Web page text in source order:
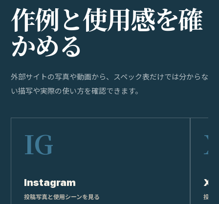
作例と使用感を確
かめる
外部サイトの写真や動画から、スペック表だけでは分からな
い描写や実際の使い方を確認できます。
Instagram
投稿写真と使用シーンを見る
X
投稿